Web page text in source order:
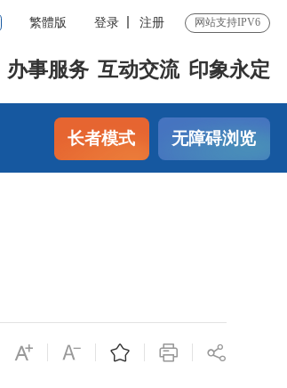
繁體版 登录 注册 网站支持IPV6
办事服务 互动交流 印象永定
长者模式 无障碍浏览